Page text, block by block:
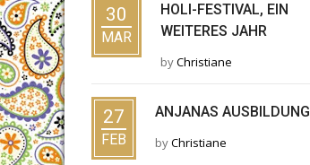
30
MAR
HOLI-FESTIVAL, EIN
WEITERES JAHR
byChristiane
27
FEB
ANJANAS AUSBILDUNG
byChristiane